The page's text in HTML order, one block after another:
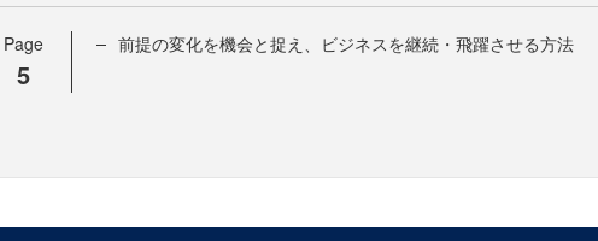
Page
5
前提の変化を機会と捉え、ビジネスを継続・飛躍させる方法